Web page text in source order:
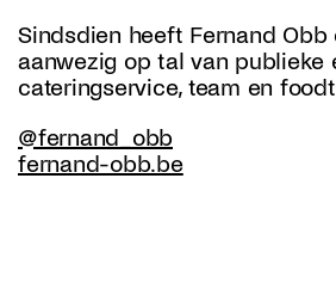
Sindsdien heeft Fernand
aanwezig op tal van publieke
cateringservice, team en
@fernand_obb
fernand-obb.be